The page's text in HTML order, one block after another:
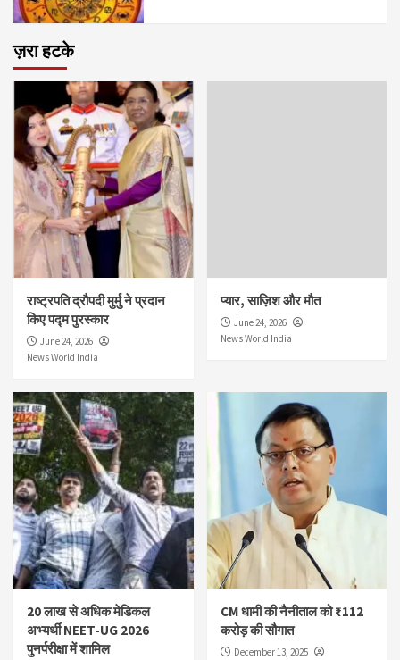
ज़रा हटके
राष्ट्रपति द्रौपदी मुर्मु ने प्रदान
किए पद्म पुरस्कार
June 24, 2026
News World India
प्यार, साज़िश और मौत
June 24, 2026
News World India
20 लाख से अधिक मेडिकल
अभ्यर्थी NEET-UG 2026
पुनर्परीक्षा में शामिल
CM धामी की नैनीताल को ₹112
करोड़ की सौगात
December 13, 2025